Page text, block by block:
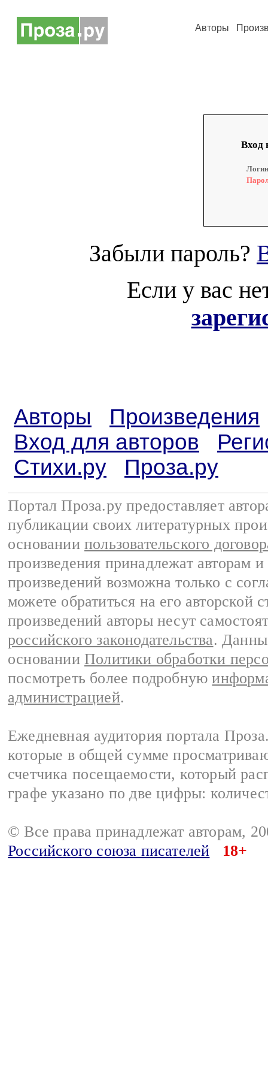
Авторы
Вход
Забыли пароль?
Если у вас
Авторы
Произведения
Вход для авторов
Стихи.ру
Проза.ру
Портал Проза.ру предоставляет
публикации своих литературных
основании пользовательского
произведения принадлежат авторам
произведений возможна только с
можете обратиться на его авторской
произведений авторы несут
российского законодательства.
основании Политики обработки
посмотреть более подробную
администрацией.
Ежедневная аудитория портала
которые в общей сумме
счетчика посещаемости, который
графе указано по две цифры:
© Все права принадлежат авторам,
Российского союза писателей
18+